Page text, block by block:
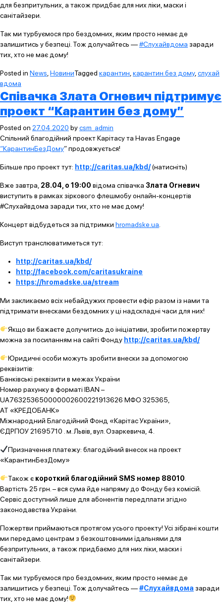
для безпритульних, а також придбає для них ліки, маски і
санітайзери.
Так ми турбуємося про бездомних, яким просто немає де
залишитись у безпеці. Тож долучайтесь —#Слухайвдома заради
тих, хто не має дому!
Posted in News НовиниTagged карантин карантин без дому, слухай
вдома
Співачка Злата Огневич підтримує
проект “Карантин без дому”
Posted on 27.04.2020 bycsm_admin
Спільний благодійний проект Карітасу та Havas Engage
“КарантинБезДому” продовжується!
Більше про проект тут: http://caritas.ua/kbd/(натисніть)
Вже завтра, 28.04, о 19:00 відома співачка Злата Огневич
виступить в рамках зіркового флешмобу онлайн-концертів
#Слухайвдома заради тих, хто не має дому!
Концерт відбудеться за підтримки hromadske.ua
Виступ транслюватиметься тут:
http://caritas.ua/kbd/
http://facebook.com/caritasukraine
https://hromadske.ua/stream
Ми закликаємо всіх небайдужих провести ефір разом із нами та
підтримати внесками бездомних у ці надскладні часи для них!
Якщо ви бажаєте долучитись до ініціативи, зробити пожертву
можна за посиланням на сайті Фонду http://caritas.ua/kbd/
Юридичні особи можуть зробити внески за допомогою
реквізитів:
Банківські реквізити в межах України
Номер рахунку в форматі IBAN –
UA763253650000002600221913626 МФО 325365,
АТ «КРЕДОБАНК»
Міжнародний Благодійний Фонд «Карітас України»,
ЄДРПОУ 21695710 . м. Львів, вул. Озаркевича, 4.
Призначення платежу: благодійний внесок на проект
«КарантинБезДому»
Також є короткий благодійний SMS номер 88010
Вартість 25 грн. – вся сума йде напряму до Фонду без комісій.
Сервіс доступний лише для абонентів передплати згідно
законодавства України.
Пожертви приймаються протягом усього проекту! Усі зібрані кошти
ми передамо центрам з безкоштовними їдальнями для
безпритульних, а також придбаємо для них ліки, маски і
санітайзери.
Так ми турбуємося про бездомних, яким просто немає де
залишитись у безпеці. Тож долучайтесь —#Слухайвдома заради
тих, хто не має дому!